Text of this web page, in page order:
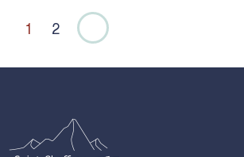
Navigation
des
pages
Page
1 Page
2 Page suivante